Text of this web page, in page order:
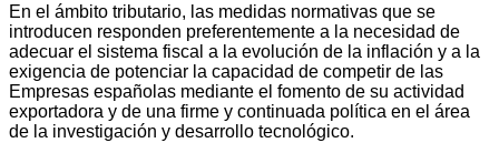
En el ámbito tributario, las medidas normativas que se
introducen responden preferentemente a la necesidad de
adecuar el sistema fiscal a la evolución de la inflación y a la
exigencia de potenciar la capacidad de competir de las
Empresas españolas mediante el fomento de su actividad
exportadora y de una firme y continuada política en el área
de la investigación y desarrollo tecnológico.